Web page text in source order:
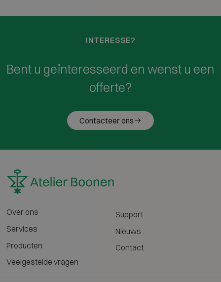
INTERESSE?
Bent u geïnteresseerd en wenst u een
offerte?
Contacteer ons
Over ons
Services
Producten
Veelgestelde vragen
Support
Nieuws
Contact